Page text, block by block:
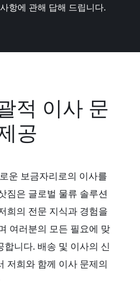
항에 관해 답해 드립니다.
적 이사 문
공
운 보금자리로의 이사를
짐은 글로벌 물류 솔루션
희의 전문 지식과 경험을
여러분의 모든 필요에 맞
니다. 배송 및 이사의 신
저희와 함께 이사 문제의